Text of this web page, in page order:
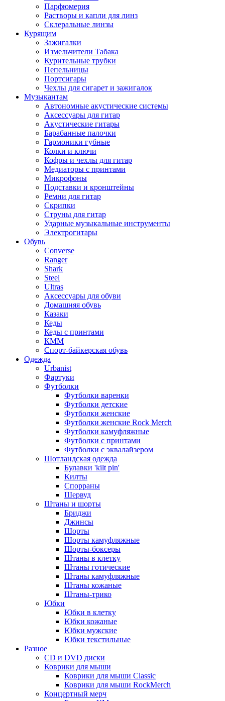
Парфюмерия
Растворы и капли для линз
Склеральные линзы
Курящим
Зажигалки
Измельчители Табака
Курительные трубки
Пепельницы
Портсигары
Чехлы для сигарет и зажигалок
Музыкантам
Автономные акустические системы
Аксессуары для гитар
Акустические гитары
Барабанные палочки
Гармоники губные
Колки и ключи
Кофры и чехлы для гитар
Медиаторы с принтами
Микрофоны
Подставки и кронштейны
Ремни для гитар
Скрипки
Струны для гитар
Ударные музыкальные инструменты
Электрогитары
Обувь
Converse
Ranger
Shark
Steel
Ultras
Аксессуары для обуви
Домашняя обувь
Казаки
Кеды
Кеды с принтами
КММ
Спорт-байкерская обувь
Одежда
Urbanist
Фартуки
Футболки
Футболки варенки
Футболки детские
Футболки женские
Футболки женские Rock Merch
Футболки камуфляжные
Футболки с принтами
Футболки с эквалайзером
Шотландская одежда
Булавки 'kilt pin'
Килты
Спорраны
Шервуд
Штаны и шорты
Бриджи
Джинсы
Шорты
Шорты камуфляжные
Шорты-боксеры
Штаны в клетку
Штаны готические
Штаны камуфляжные
Штаны кожаные
Штаны-трико
Юбки
Юбки в клетку
Юбки кожаные
Юбки мужские
Юбки текстильные
Разное
CD и DVD диски
Коврики для мыши
Коврики для мыши Classic
Коврики для мыши RockMerch
Концертный мерч